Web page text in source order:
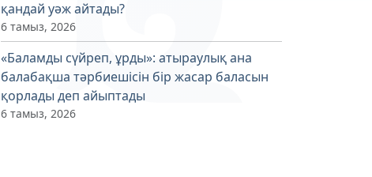
қандай уәж айтады?
6 тамыз, 2026
«Баламды сүйреп, ұрды»: атыраулық ана
балабақша тәрбиешісін бір жасар баласын
қорлады деп айыптады
6 тамыз, 2026